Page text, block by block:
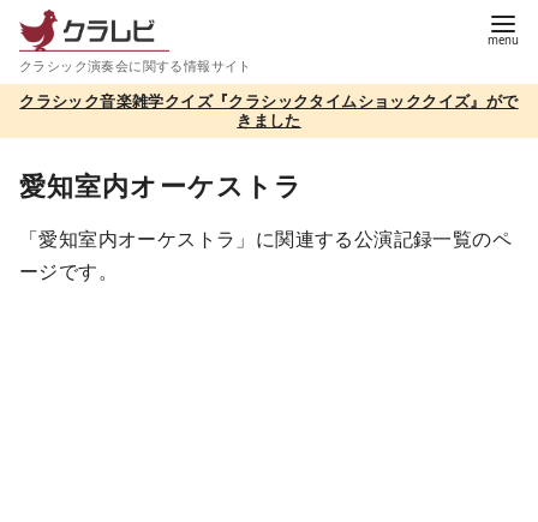
テ
ツ
クラシック演奏会に関する情報サイト
クラシック音楽雑学クイズ『クラシックタイムショッククイズ』がで
きました
愛知室内オーケストラ
「愛知室内オーケストラ」に関連する公演記録一覧のペ
ージです。